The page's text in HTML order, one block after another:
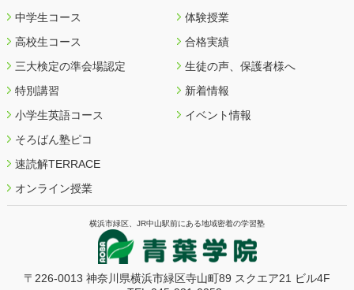
中学生コース
高校生コース
三大検定の準会場認定
特別講習
小学生英語コース
そろばん塾ピコ
速読解TERRACE
オンライン授業
体験授業
合格実績
生徒の声、保護者様へ
新着情報
イベント情報
横浜市緑区、JR中山駅前にある地域密着の学習塾
〒226-0013 神奈川県横浜市緑区寺山町89 スクエア21 ビル4F